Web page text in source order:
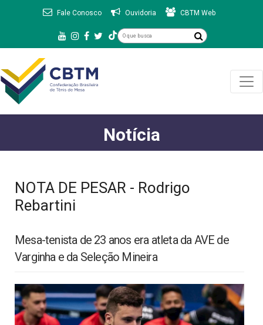
Fale Conosco Ouvidoria CBTM Web
Notícia
NOTA DE PESAR - Rodrigo
Rebartini
Mesa-tenista de 23 anos era atleta da AVE de
Varginha e da Seleção Mineira